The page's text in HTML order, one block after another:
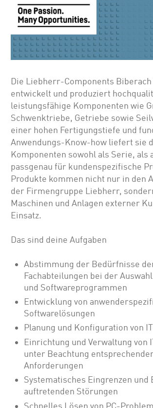
Die Liebherr-Components Biberach
entwickelt und produziert
leistungsfähige Komponenten wie
Schwenktriebe, Getriebe sowie
einer hohen Fertigungstiefe und
Anwendungs-Know-how liefert sie
Komponenten sowohl als Serie, als
passgenau für kundenspezifische
Produkte kommen nicht nur in den
der Firmengruppe Liebherr,
Maschinen und Anlagen externer
Einsatz.
Das sind deine Aufgaben
Abstimmung der Bedürfnisse
Fachabteilungen bei der
und Softwareprogrammen
Entwicklung von
Softwarelösungen
Planung und Konfiguration von
Einrichtung und Verwaltung von
unter Beachtung
Anforderungen
Systematisches Eingrenzen und
auftretenden Störungen
Schnelles Lösen von PC-